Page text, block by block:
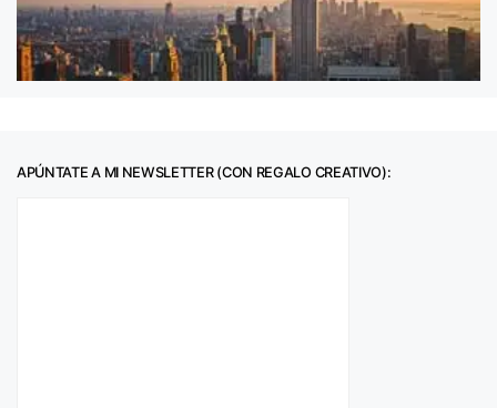
APÚNTATE A MI NEWSLETTER (CON REGALO CREATIVO):